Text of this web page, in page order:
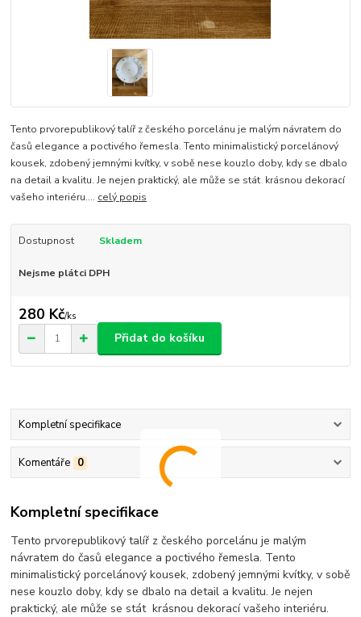
Tento prvorepublikový talíř z českého porcelánu je malým návratem do
časů elegance a poctivého řemesla. Tento minimalistický porcelánový
kousek, zdobený jemnými kvítky, v sobě nese kouzlo doby, kdy se dbalo
na detail a kvalitu. Je nejen praktický, ale může se stát krásnou dekorací
vašeho interiéru.... celý popis
Dostupnost Skladem
Nejsme plátci DPH
280 Kč/ks
Přidat do košíku
Kompletní specifikace
Komentáře 0
Kompletní specifikace
Tento prvorepublikový talíř z českého porcelánu je malým
návratem do časů elegance a poctivého řemesla. Tento
minimalistický porcelánový kousek, zdobený jemnými kvítky, v sobě
nese kouzlo doby, kdy se dbalo na detail a kvalitu. Je nejen
praktický, ale může se stát krásnou dekorací vašeho interiéru.